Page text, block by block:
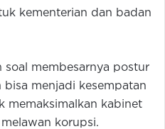
kementerian dan badan
soal membesarnya postur
menjadi kesempatan
memaksimalkan kabinet
korupsi.